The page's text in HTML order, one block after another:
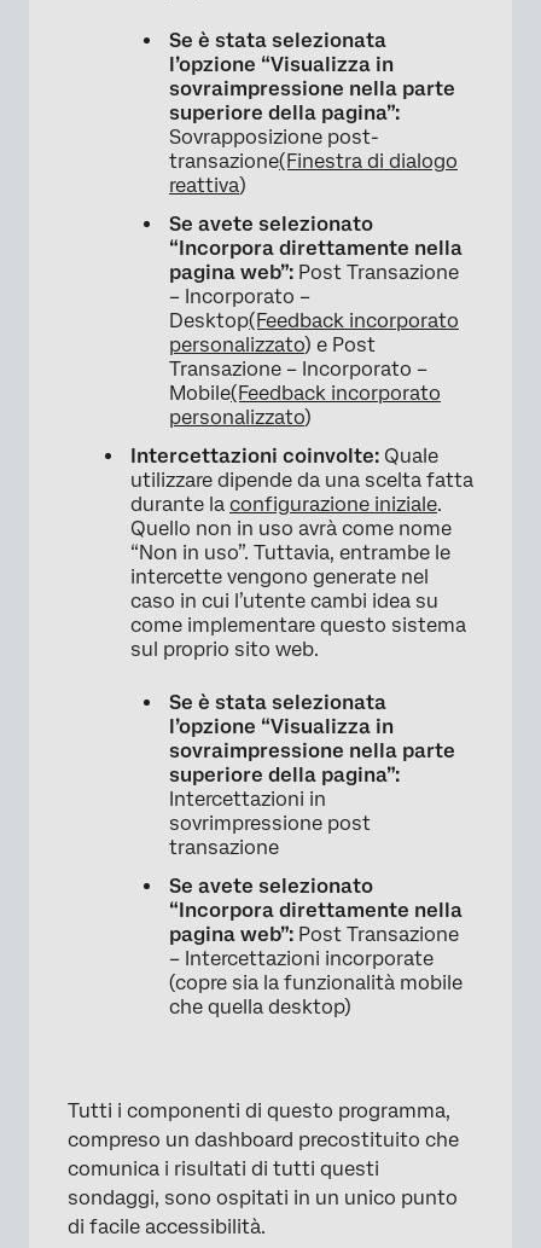
Se è stata selezionata
l’opzione “Visualizza in
sovraimpressione nella parte
superiore della pagina”:
Sovrapposizione post-
transazione(Finestra di dialogo
reattiva)
Se avete selezionato
“Incorpora direttamente nella
pagina web”: Post Transazione
– Incorporato –
Desktop(Feedback incorporato
personalizzato) e Post
Transazione – Incorporato –
Mobile(Feedback incorporato
personalizzato)
Intercettazioni coinvolte: Quale
utilizzare dipende da una scelta fatta
durante la configurazione iniziale.
Quello non in uso avrà come nome
“Non in uso”. Tuttavia, entrambe le
intercette vengono generate nel
caso in cui l’utente cambi idea su
come implementare questo sistema
sul proprio sito web.
Se è stata selezionata
l’opzione “Visualizza in
sovraimpressione nella parte
superiore della pagina”:
Intercettazioni in
sovrimpressione post
transazione
Se avete selezionato
“Incorpora direttamente nella
pagina web”: Post Transazione
– Intercettazioni incorporate
(copre sia la funzionalità mobile
che quella desktop)
Tutti i componenti di questo programma,
compreso un dashboard precostituito che
comunica i risultati di tutti questi
sondaggi, sono ospitati in un unico punto
di facile accessibilità.